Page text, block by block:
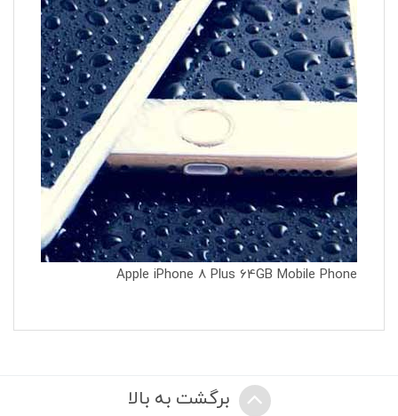
Apple iPhone 8 Plus 64GB Mobile Phone
برگشت به بالا